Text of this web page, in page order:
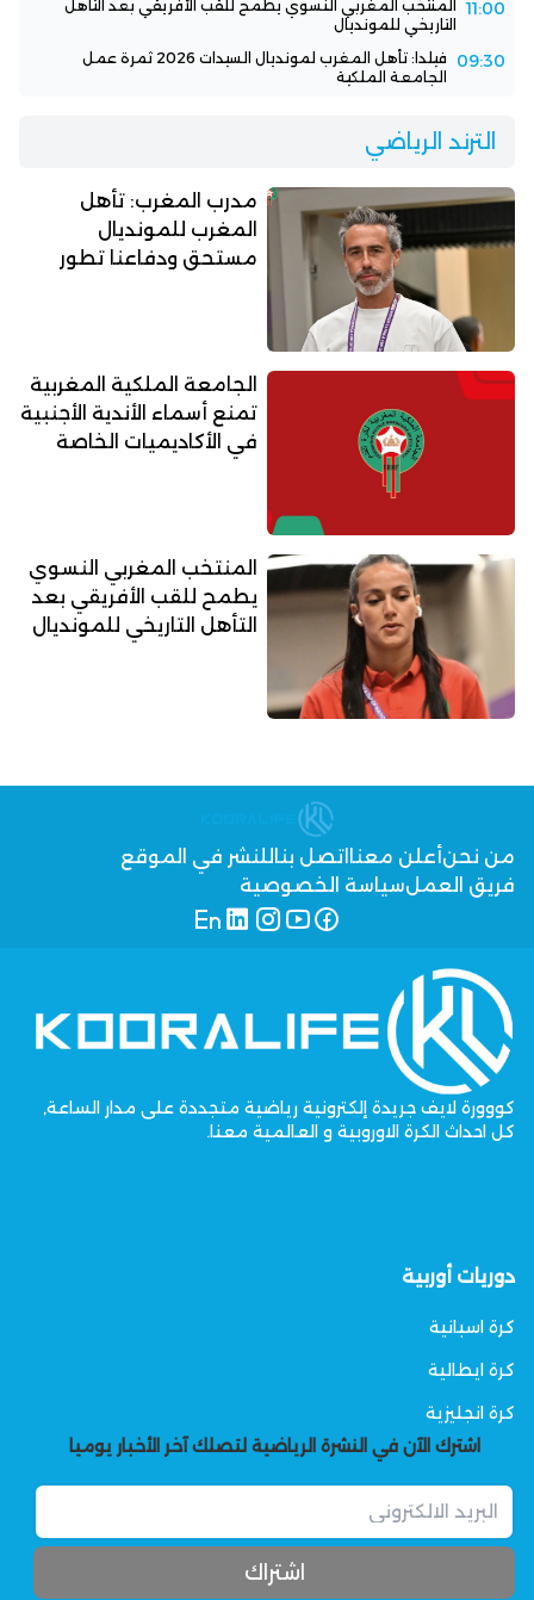
11:00
المنتخب المغربي النسوي يطمح للقب الأفريقي بعد التأهل
التاريخي للمونديال
09:30
فيلدا: تأهل المغرب لمونديال السيدات 2026 ثمرة عمل
الجامعة الملكية
الترند الرياضي
مدرب المغرب: تأهل
المغرب للمونديال
مستحق ودفاعنا تطور
الجامعة الملكية المغربية
تمنع أسماء الأندية الأجنبية
في الأكاديميات الخاصة
المنتخب المغربي النسوي
يطمح للقب الأفريقي بعد
التأهل التاريخي للمونديال
من نحنأعلن معنا اتصل بنا للنشر في الموقع
فريق العملسياسة الخصوصية
كووورة لايف جريدة إلكترونية رياضية متجددة على مدار الساعة,
كل احداث الكرة الاوروبية و العالمية معنا.
دوريات أوربية
كرة اسبانية
كرة ايطالية
كرة انجليزية
اشترك الآن في النشرة الرياضية لتصلك آخر الأخبار يوميا